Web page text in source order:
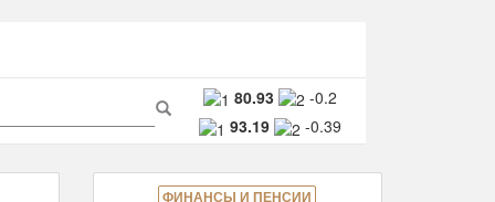
80.93
-0.2
93.19
-0.39
Поиск
ФИНАНСЫ И ПЕНСИИ